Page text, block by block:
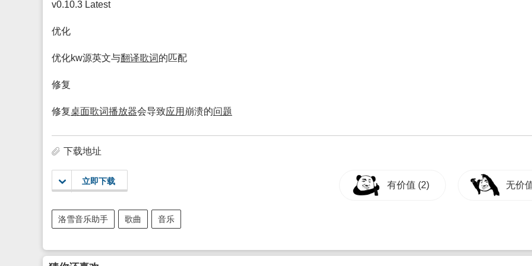
v0.10.3 Latest
优化
优化kw源英文与翻译歌词的匹配
修复
修复桌面歌词播放器会导致应用 崩溃的问题
下载地址
立即下载 有价值 (2) 无价
洛雪音乐助手 歌曲 音乐